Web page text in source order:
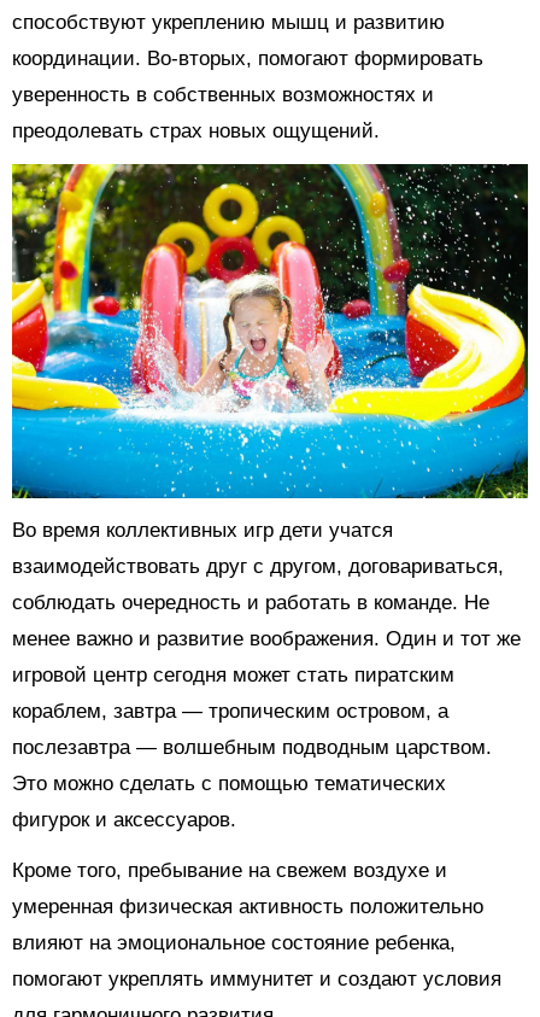
способствуют укреплению мышц и развитию
координации. Во-вторых, помогают формировать
уверенность в собственных возможностях и
преодолевать страх новых ощущений.
Во время коллективных игр дети учатся
взаимодействовать друг с другом, договариваться,
соблюдать очередность и работать в команде. Не
менее важно и развитие воображения. Один и тот же
игровой центр сегодня может стать пиратским
кораблем, завтра — тропическим островом, а
послезавтра — волшебным подводным царством.
Это можно сделать с помощью тематических
фигурок и аксессуаров.
Кроме того, пребывание на свежем воздухе и
умеренная физическая активность положительно
влияют на эмоциональное состояние ребенка,
помогают укреплять иммунитет и создают условия